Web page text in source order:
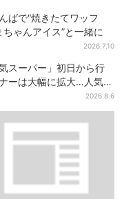
ばで“焼きたてワッフ
ゃんアイス”と一緒に
2026.7.10
スーパー」初日から行
ーは大幅に拡大…人気商
2026.8.6